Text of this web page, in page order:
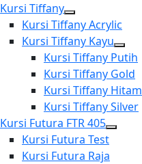
Kursi Tiffany
Show
sub
menu
Kursi Tiffany Acrylic
Kursi Tiffany Kayu
Show
sub
menu
Kursi Tiffany Putih
Kursi Tiffany Gold
Kursi Tiffany Hitam
Kursi Tiffany Silver
Kursi Futura FTR 405
Kursi Futura Test
Kursi Futura Raja